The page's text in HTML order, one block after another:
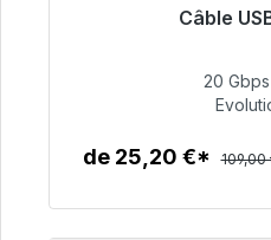
Câble
20
de 25,20 €* 109,00